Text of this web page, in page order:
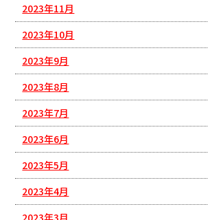
2023年11月
2023年10月
2023年9月
2023年8月
2023年7月
2023年6月
2023年5月
2023年4月
2023年3月